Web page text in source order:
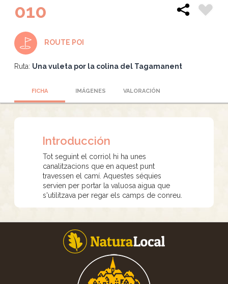
010
ROUTE POI
Ruta: Una vuleta por la colina del Tagamanent
FICHA IMÁGENES VALORACIÓN
Introducción
Tot seguint el corriol hi ha unes
canalitzacions que en aquest punt
travessen el camí. Aquestes séquies
servien per portar la valuosa aigua que
s'utilitzava per regar els camps de conreu.